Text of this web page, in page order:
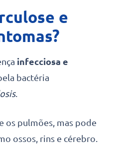
e
infecciosa e
bactéria
.
os pulmões, mas pode
ossos, rins e cérebro.